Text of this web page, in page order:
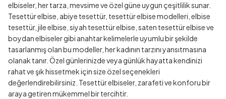
elbiseler, her tarza, mevsime ve özel güne uygun çeşitlilik sunar.
Tesettür elbise, abiye tesettür, tesettür elbise modelleri, elbise
tesettür, jile elbise, siyah tesettür elbise, saten tesettür elbise ve
boydan elbiseler gibi anahtar kelimelerle uyumlu bir şekilde
tasarlanmış olan bu modeller, her kadının tarzını yansıtmasına
olanak tanır. Özel günlerinizde veya günlük hayatta kendinizi
rahat ve şık hissetmek için size özel seçenekleri
değerlendirebilirsiniz. Tesettür elbiseler, zarafeti ve konforu bir
araya getiren mükemmel bir tercihtir.